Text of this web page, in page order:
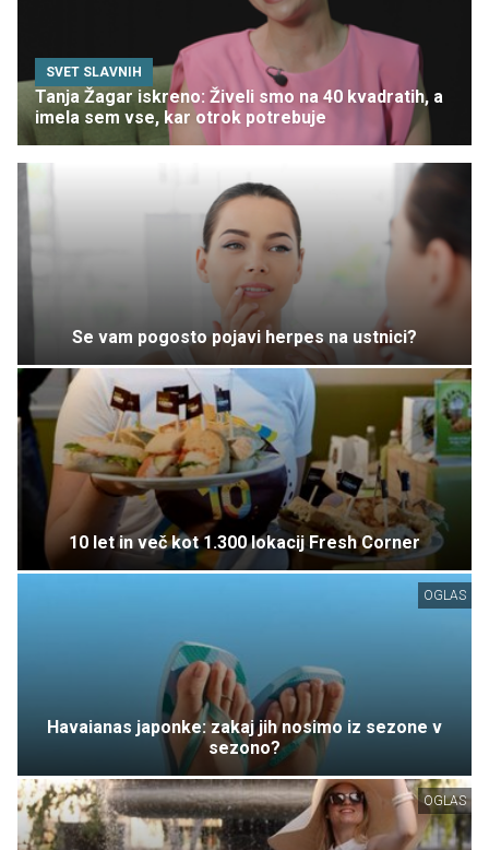
SVET SLAVNIH
Tanja Žagar iskreno: Živeli smo na 40 kvadratih, a
imela sem vse, kar otrok potrebuje
Se vam pogosto pojavi herpes na ustnici?
10 let in več kot 1.300 lokacij Fresh Corner
OGLAS
Havaianas japonke: zakaj jih nosimo iz sezone v
sezono?
OGLAS